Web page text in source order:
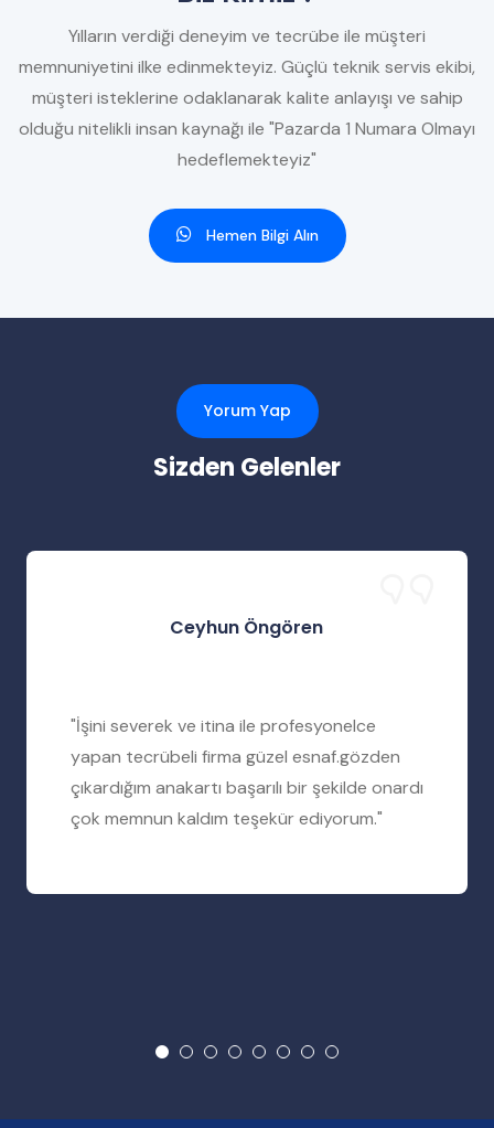
Yılların verdiği deneyim ve tecrübe ile müşteri
memnuniyetini ilke edinmekteyiz. Güçlü teknik servis ekibi,
müşteri isteklerine odaklanarak kalite anlayışı ve sahip
olduğu nitelikli insan kaynağı ile "Pazarda 1 Numara Olmayı
hedeflemekteyiz"
Hemen Bilgi Alın
Yorum Yap
Sizden Gelenler
Ceyhun Öngören
"İşini severek ve itina ile profesyonelce
yapan tecrübeli firma güzel esnaf.gözden
çıkardığım anakartı başarılı bir şekilde onardı
çok memnun kaldım teşekür ediyorum."